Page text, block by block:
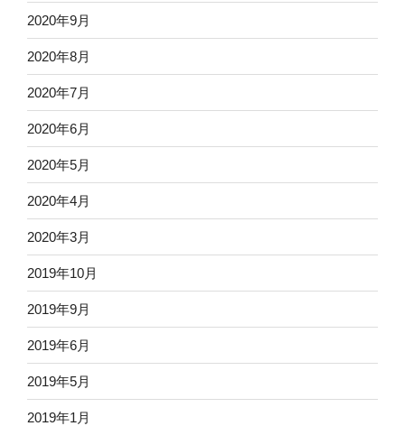
2020年9月
2020年8月
2020年7月
2020年6月
2020年5月
2020年4月
2020年3月
2019年10月
2019年9月
2019年6月
2019年5月
2019年1月